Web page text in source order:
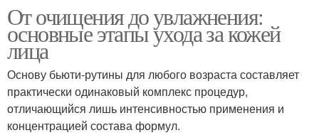
От очищения до увлажнения:
основные этапы ухода за кожей
лица
Основу бьюти-рутины для любого возраста составляет
практически одинаковый комплекс процедур,
отличающийся лишь интенсивностью применения и
концентрацией состава формул.